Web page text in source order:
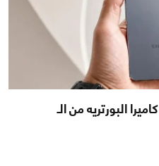
البورتريه من الـ